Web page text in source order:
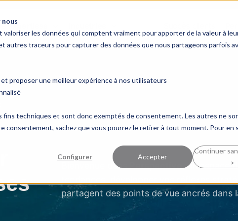
les données qui comptent vraiment pour apporter de la valeur à
autres traceurs pour capturer des données que nous partageons parfois
proposer une meilleur expérience à nos utilisateurs
techniques et sont donc exemptés de consentement. Les autres ne
consentement, sachez que vous pourrez le retirer à tout moment. Pour en
Configurer Accepter
Continuer
>
expertises
Bienvenue dans
, un espace
tendances, développer vos réflexes
partagent des points de vue ancrés dans